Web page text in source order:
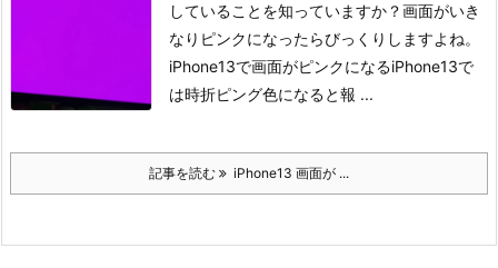
していることを知っていますか？画面がいき
なりピンクになったらびっくりしますよね。
iPhone13で画面がピンクになるiPhone13で
は時折ピング色になると報 ...
記事を読む iPhone13 画面が ...